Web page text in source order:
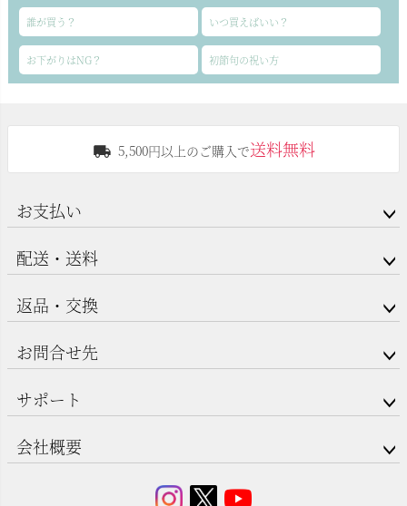
誰が買う？ いつ買えばいい？
お下がりはNG？ 初節句の祝い方
5,500円以上のご購入で送料無料
お支払い
配送・送料
返品・交換
お問合せ先
サポート
会社概要